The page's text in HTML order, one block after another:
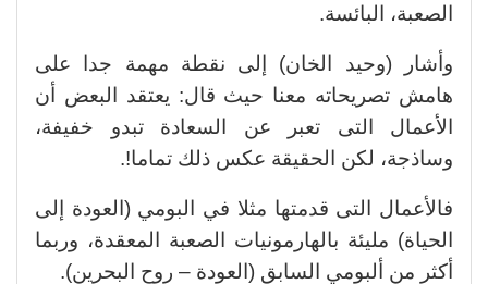
الصعبة، البائسة.
وأشار (وحيد الخان) إلى نقطة مهمة جدا على
هامش تصريحاته معنا حيث قال: يعتقد البعض أن
الأعمال التى تعبر عن السعادة تبدو خفيفة،
وساذجة، لكن الحقيقة عكس ذلك تماما!.
فالأعمال التى قدمتها مثلا في البومي (العودة إلى
الحياة) مليئة بالهارمونيات الصعبة المعقدة، وربما
أكثر من ألبومي السابق (العودة – روح البحرين).